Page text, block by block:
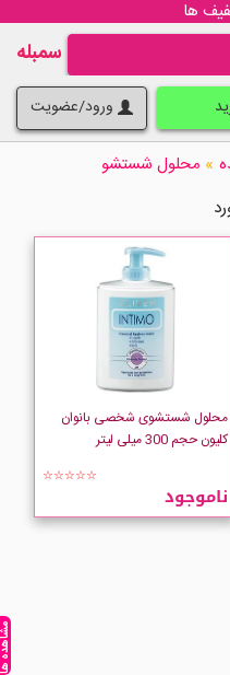
ها
سمبله
ورود/عضویت
» محلول شستشو
محلول شستشوی شخصی بانوان
کلیون حجم 300 میلی لیتر
☆☆☆☆☆
ناموجود